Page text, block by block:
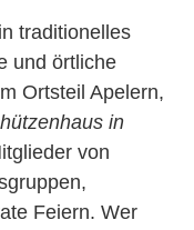
traditionelles
und örtliche
Ortsteil Apelern,
in
von
Feiern. Wer